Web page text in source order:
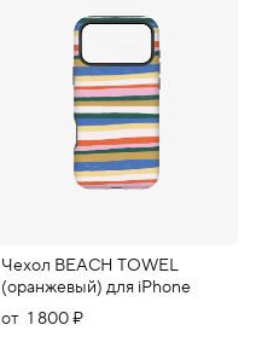
Чехол BEACH TOWEL
(оранжевый) для iPhone
от 1 800 ₽